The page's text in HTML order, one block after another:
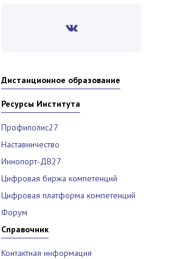
Дистанционное образование
Ресурсы Института
Профиполис27
Наставничество
Иннопорт-ДВ27
Цифровая биржа компетенций
Цифровая платформа компетенций
Форум
Справочник
Контактная информация